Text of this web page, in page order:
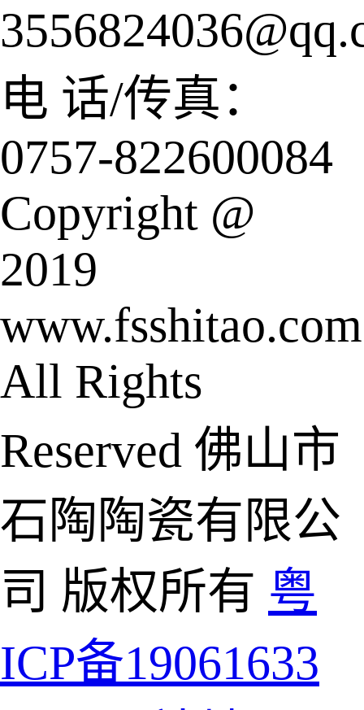
电 话/传真：
0757-822600084
Copyright @
2019
www.fsshitao.com
All Rights
Reserved 佛山市
石陶陶瓷有限公
司 版权所有 粤
ICP备19061633